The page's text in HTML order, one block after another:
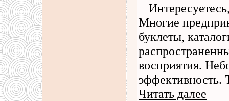
Многие
буклеты,
восприятия.
эффективность.
Читать далее